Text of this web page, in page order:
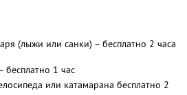
(лыжи или санки) – бесплатно 2 часа
бесплатно 1 час
или катамарана бесплатно 2